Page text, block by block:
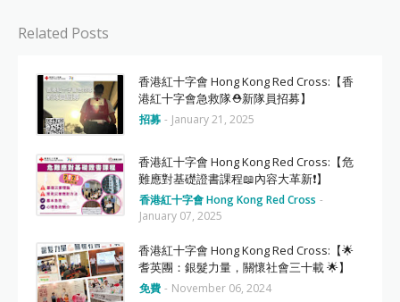
Related Posts
香港紅十字會 Hong Kong Red Cross:【香
港紅十字會急救隊⛑️新隊員招募】
招募 - January 21, 2025
香港紅十字會 Hong Kong Red Cross:【危
難應對基礎證書課程📖內容大革新❗️】
香港紅十字會 Hong Kong Red Cross -
January 07, 2025
香港紅十字會 Hong Kong Red Cross:【🌟
耆英團：銀髮力量，關懷社會三十載 🌟】
免費 - November 06, 2024